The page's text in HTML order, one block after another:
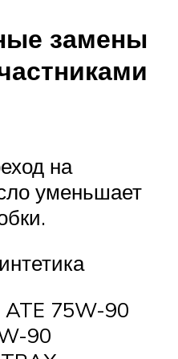
замены
на
уменьшает
ATE 75W-90
90